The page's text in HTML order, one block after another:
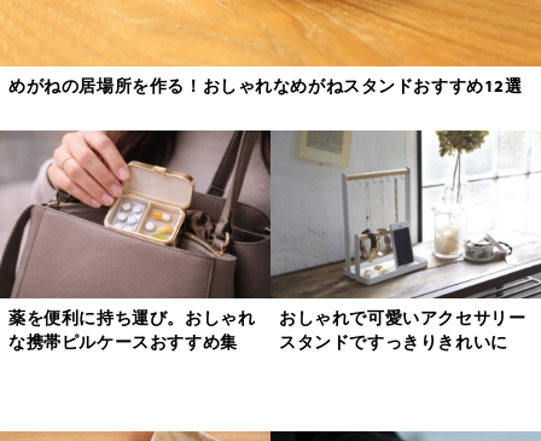
めがねの居場所を作る！おしゃれなめがねスタンドおすすめ12選
薬を便利に持ち運び。おしゃれ
な携帯ピルケースおすすめ集
おしゃれで可愛いアクセサリー
スタンドですっきりきれいに